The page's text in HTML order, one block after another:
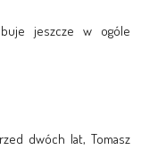
jeszcze w ogóle
dwóch lat, Tomasz